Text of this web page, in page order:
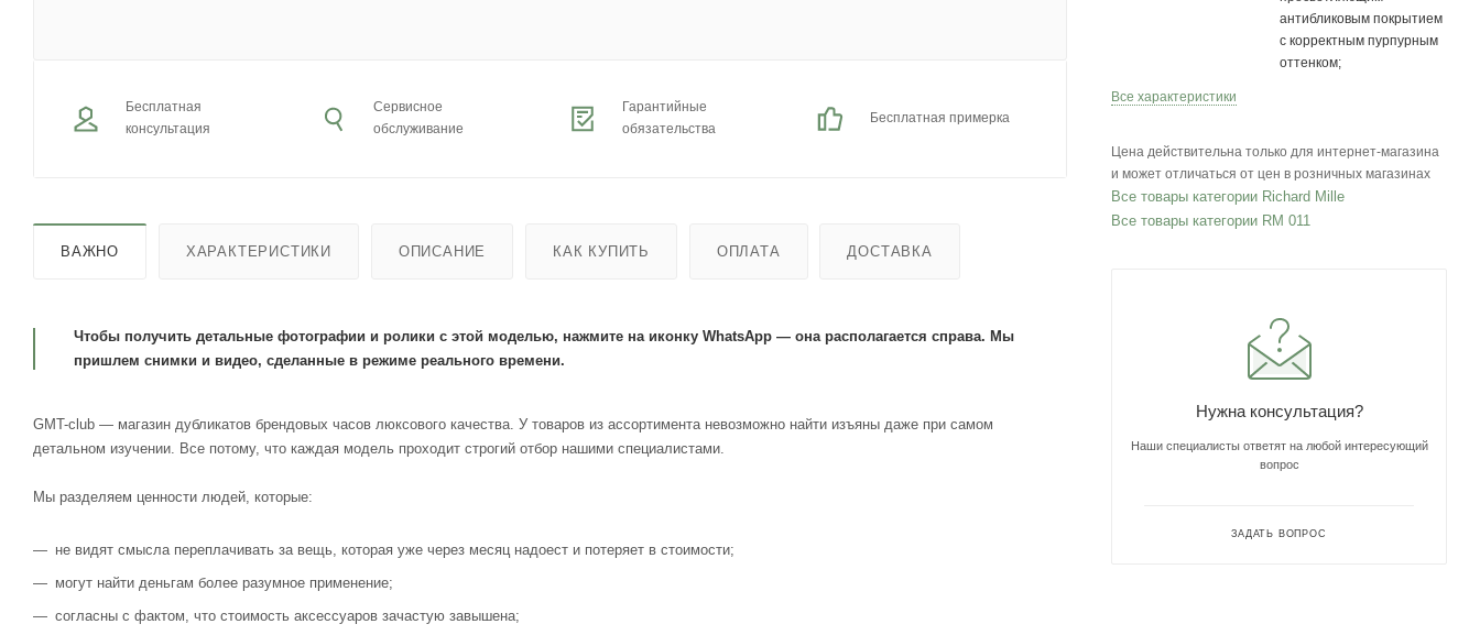
Бесплатная
консультация
Сервисное
обслуживание
Гарантийные
обязательства
Бесплатная примерка
ВАЖНО ХАРАКТЕРИСТИКИ ОПИСАНИЕ КАК КУПИТЬ ОПЛАТА ДОСТАВКА
Чтобы получить детальные фотографии и ролики с этой моделью, нажмите на иконку WhatsApp — она располагается справа. Мы
пришлем снимки и видео, сделанные в режиме реального времени.
GMT-club — магазин дубликатов брендовых часов люксового качества. У товаров из ассортимента невозможно найти изъяны даже при самом
детальном изучении. Все потому, что каждая модель проходит строгий отбор нашими специалистами.
Мы разделяем ценности людей, которые:
не видят смысла переплачивать за вещь, которая уже через месяц надоест и потеряет в стоимости;
могут найти деньгам более разумное применение;
согласны с фактом, что стоимость аксессуаров зачастую завышена;
антибликовым покрытием
с корректным пурпурным
оттенком;
Все характеристики
Цена действительна только для интернет-магазина
и может отличаться от цен в розничных магазинах
Все товары категории Richard Mille
Все товары категории RM 011
Нужна консультация?
Наши специалисты ответят на любой интересующий
вопрос
ЗАДАТЬ ВОПРОС